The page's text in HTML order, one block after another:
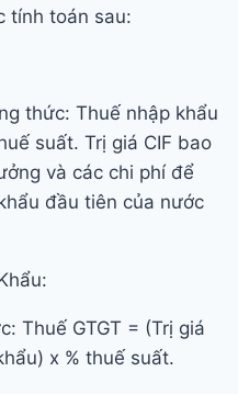
tính toán sau:
thức: Thuế nhập khẩu
suất. Trị giá CIF bao
và các chi phí để
đầu tiên của nước
Thuế GTGT = (Trị giá
x % thuế suất.